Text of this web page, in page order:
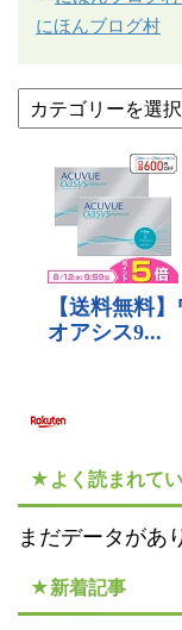
にほんブログ村
★よく読まれて
まだデータがあ
★新着記事